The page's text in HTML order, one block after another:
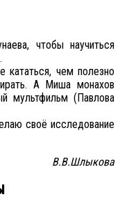
чтобы научиться
чем полезно
А Миша монахов
мультфильм (Павлова
своё исследование
В.В.Шлыкова